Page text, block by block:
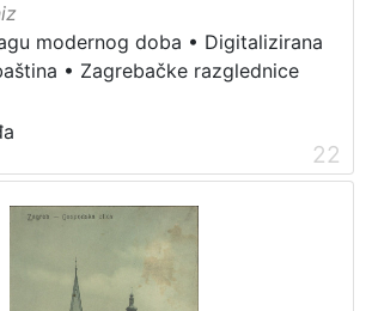
modernog doba • Digitalizirana
• Zagrebačke razglednice
22